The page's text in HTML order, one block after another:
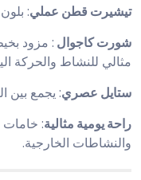
تيشيرت قطن عملي:
شورت كاجوال : مزود
مثالي للنشاط والحركة
ستايل عصري: يجمع بين
راحة يومية مثالية: خامات
والنشاطات الخارجية.